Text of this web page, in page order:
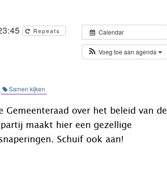
Calendar
Voeg toe aan agenda
Repeats
Samen kijken
Gemeenteraad over het beleid van de
maakt hier een gezellige
Schuif ook aan!